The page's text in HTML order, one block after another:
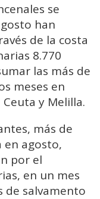
se
han
de la costa
8.770
las más de
meses en
y Melilla.
más de
en agosto,
por el
en un mes
de salvamento